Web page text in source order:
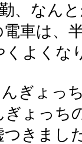
、なん
電車は、
よくな
ぎょっ
ょっち
きまし